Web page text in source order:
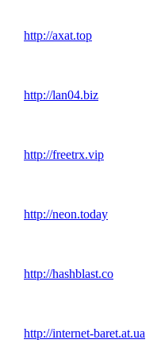
http://axat.top
http://lan04.biz
http://freetrx.vip
http://neon.today
http://hashblast.co
http://internet-baret.at.ua